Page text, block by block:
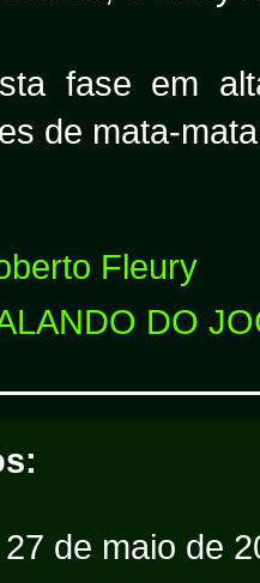
fase em
de mata-
Fleury
DO
27 de maio de